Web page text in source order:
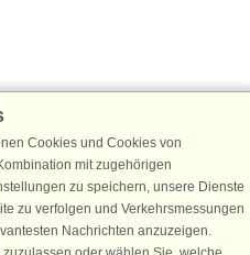
Fans an
von 25 € für Ihren nächsten
für den DanCenter Newsletter
Angebote, Gewinnspiele und
Cookies und Cookies von
mit zugehörigen
zu speichern, unsere Dienste
zu verfolgen und Verkehrsmessungen
Nachrichten anzuzeigen.